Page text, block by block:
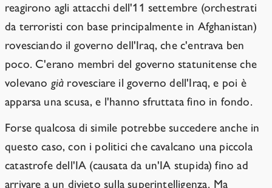
reagirono agli attacchi dell'11 settembre (orchestrati
da terroristi con base principalmente in Afghanistan)
rovesciando il governo dell'Iraq, che c'entrava ben
poco. C'erano membri del governo statunitense che
volevano già rovesciare il governo dell'Iraq, e poi è
apparsa una scusa, e l'hanno sfruttata fino in fondo.
Forse qualcosa di simile potrebbe succedere anche in
questo caso, con i politici che cavalcano una piccola
catastrofe dell'IA (causata da un'IA stupida) fino ad
arrivare a un divieto sulla superintelligenza. Ma